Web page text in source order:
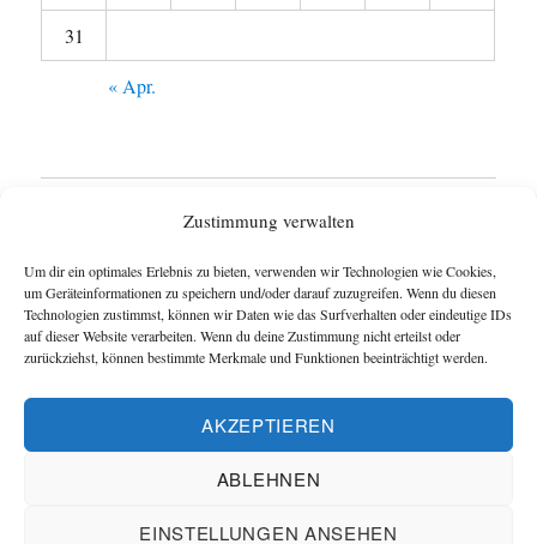
Zustimmung verwalten
Um dir ein optimales Erlebnis zu bieten, verwenden wir Technologien wie Cookies,
um Geräteinformationen zu speichern und/oder darauf zuzugreifen. Wenn du diesen
Technologien zustimmst, können wir Daten wie das Surfverhalten oder eindeutige IDs
auf dieser Website verarbeiten. Wenn du deine Zustimmung nicht erteilst oder
zurückziehst, können bestimmte Merkmale und Funktionen beeinträchtigt werden.
AKZEPTIEREN
ABLEHNEN
EINSTELLUNGEN ANSEHEN
31
« Apr.
Wie funktioniert das Blog ?
anzeigen
Impressum